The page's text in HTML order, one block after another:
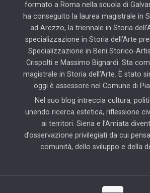
formato a Roma nella scuola di
ha conseguito la laurea magistrale in
ad Arezzo, la triennale in Storia
specializzazione in Storia dell’Arte
Specializzazione in Beni Storico-
Crispolti e Massimo Bignardi. Sta
magistrale in Storia dell’Arte. È stato
oggi è assessore nel Comune di
Nel suo blog intreccia cultura,
unendo ricerca estetica, riflessione
ai territori. Siena e l’Amiata
d’osservazione privilegiati da cui
comunità, dello sviluppo e della